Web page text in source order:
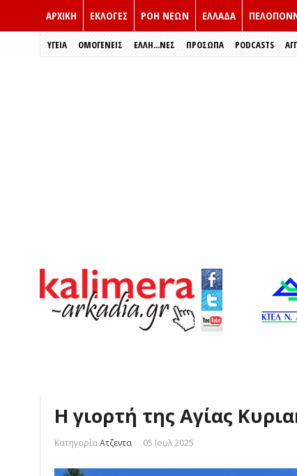
ΑΡΧΙΚΗ ΕΚΛΟΓΈΣ ΡΟΗ ΝΕΩΝ ΕΛΛΑΔΑ
ΥΓΕΙΑ ΟΜΟΓΕΝΕΙΣ ΈΛΛΗ...ΝΕΣ ΠΡΌΣΩΠΑ PODCASTS
Η γιορτή της Αγίας
ΚατηγορίαΑτζεντα 05 Ιουλ 2025